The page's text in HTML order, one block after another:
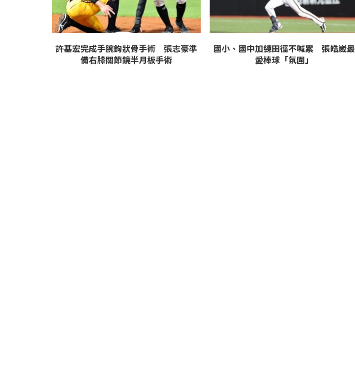
許基宏完成手腕鉤狀骨手術 張志豪準
備右膝關節鏡半月板手術
國小、國中加練田徑不喊累 張皓崴最
愛棒球「氛圍」